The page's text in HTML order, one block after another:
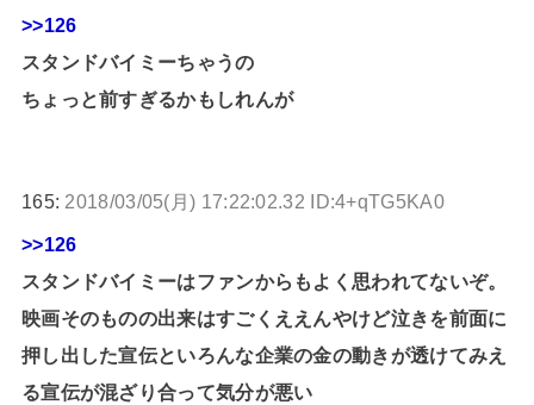
>>126
スタンドバイミーちゃうの
ちょっと前すぎるかもしれんが
165: 2018/03/05(月) 17:22:02.32 ID:4+qTG5KA0
>>126
スタンドバイミーはファンからもよく思われてないぞ。
映画そのものの出来はすごくええんやけど泣きを前面に
押し出した宣伝といろんな企業の金の動きが透けてみえ
る宣伝が混ざり合って気分が悪い